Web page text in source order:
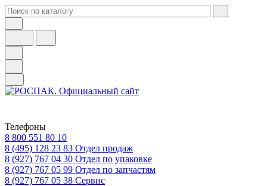
Телефоны
8 800 551 80 10
8 (495) 128 23 83 Отдел продаж
8 (927) 767 04 30 Отдел по упаковке
8 (927) 767 05 99 Отдел по запчастям
8 (927) 767 05 38 Сервис